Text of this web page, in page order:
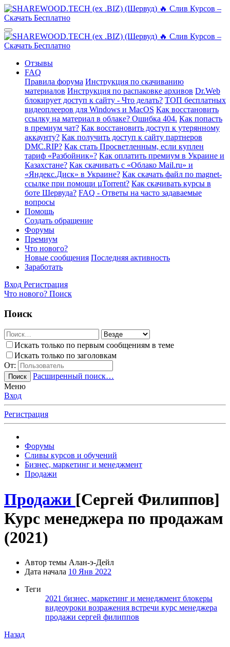
Отзывы
FAQ
Правила форума Инструкция по скачиванию
материалов Инструкция по распаковке архивов Dr.Web
блокирует доступ к сайту - Что делать? ТОП бесплатных
видеоплееров для Windows и MacOS Как восстановить
ссылку на материал в облаке? Ошибка 404. Как попасть
в премиум чат? Как восстановить доступ к утерянному
аккаунту? Как получить доступ к сайту партнеров
DMC.RIP? Как стать Просветленным, если куплен
тариф «Разбойник»? Как оплатить премиум в Украине и
Казахстане? Как скачивать с «Облако Mail.ru» и
«Яндекс.Диск» в Украине? Как скачать файл по magnet-
ссылке при помощи µTorrent? Как скачивать курсы в
боте Шервуда? FAQ - Ответы на часто задаваемые
вопросы
Помощь
Создать обращение
Форумы
Премиум
Что нового?
Новые сообщения Последняя активность
Заработать
Вход Регистрация
Что нового? Поиск
Поиск
Искать только по первым сообщениям в теме
Искать только по заголовкам
От:
Поиск
Расширенный поиск…
Меню
Вход
Регистрация
Форумы
Сливы курсов и обучений
Бизнес, маркетинг и менеджмент
Продажи
Продажи [Сергей Филиппов]
Курс менеджера по продажам
(2021)
Автор темы Алан-э-Дейл
Дата начала 10 Янв 2022
Теги
2021 бизнес, маркетинг и менеджмент блокеры
видеоуроки возражения встречи курс менеджера
продажи сергей филиппов
Назад